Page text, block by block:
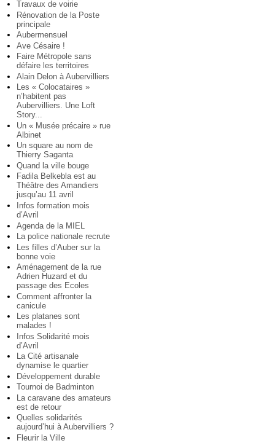
Travaux de voirie
Rénovation de la Poste
principale
Aubermensuel
Ave Césaire !
Faire Métropole sans
défaire les territoires
Alain Delon à Aubervilliers
Les « Colocataires »
n’habitent pas
Aubervilliers. Une Loft
Story...
Un « Musée précaire » rue
Albinet
Un square au nom de
Thierry Saganta
Quand la ville bouge
Fadila Belkebla est au
Théâtre des Amandiers
jusqu’au 11 avril
Infos formation mois
d’Avril
Agenda de la MIEL
La police nationale recrute
Les filles d’Auber sur la
bonne voie
Aménagement de la rue
Adrien Huzard et du
passage des Ecoles
Comment affronter la
canicule
Les platanes sont
malades !
Infos Solidarité mois
d’Avril
La Cité artisanale
dynamise le quartier
Développement durable
Tournoi de Badminton
La caravane des amateurs
est de retour
Quelles solidarités
aujourd’hui à Aubervilliers ?
Fleurir la Ville